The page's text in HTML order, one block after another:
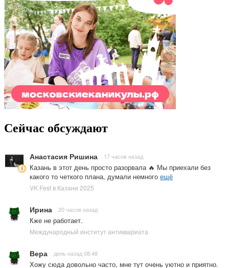
Сейчас обсуждают
Анастасия Ришина 17 часов назад
Казань в этот день просто разорвала 🔥 Мы приехали без
какого то четкого плана, думали немного ещё
VK Fest в Казани 2025
Ирина 20 часов назад
Кже не работает.
Международный институт антиквариата
Вера день назад 08:48
Хожу сюда довольно часто, мне тут очень уютно и приятно.